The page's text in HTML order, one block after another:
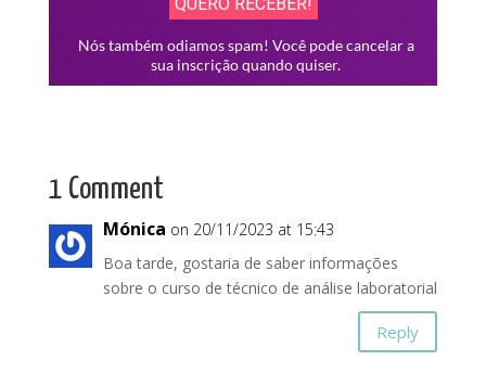
1 Comment
Mónica on 20/11/2023 at 15:43
Boa tarde, gostaria de saber informações
sobre o curso de técnico de análise laboratorial
Reply